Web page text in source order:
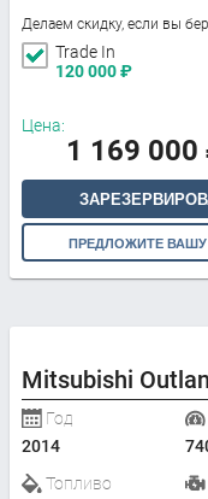
Делаем скидку, если вы
Trade In
120 000₽
Цена:
1 169 000
ПРЕДЛОЖИТЕ ВАШУ
Mitsubishi
Год
2014
Топливо